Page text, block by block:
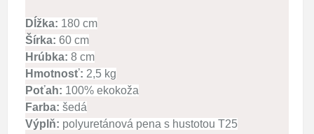
Dĺžka: 180 cm
Šírka: 60 cm
Hrúbka: 8 cm
Hmotnosť: 2,5 kg
Poťah: 100% ekokoža
Farba: šedá
Výplň: polyuretánová pena s hustotou T25